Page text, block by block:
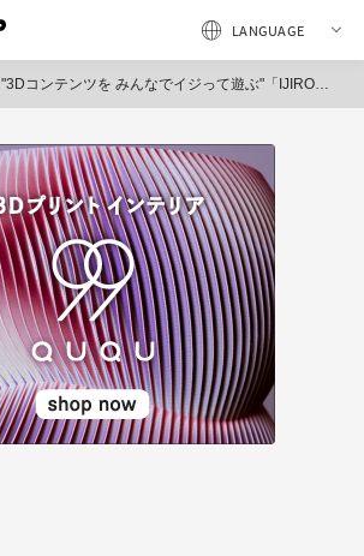
"3Dコンテンツを みんなでイジって遊ぶ"「IJIRO」（イジロー）の提供を開始（セルシス）